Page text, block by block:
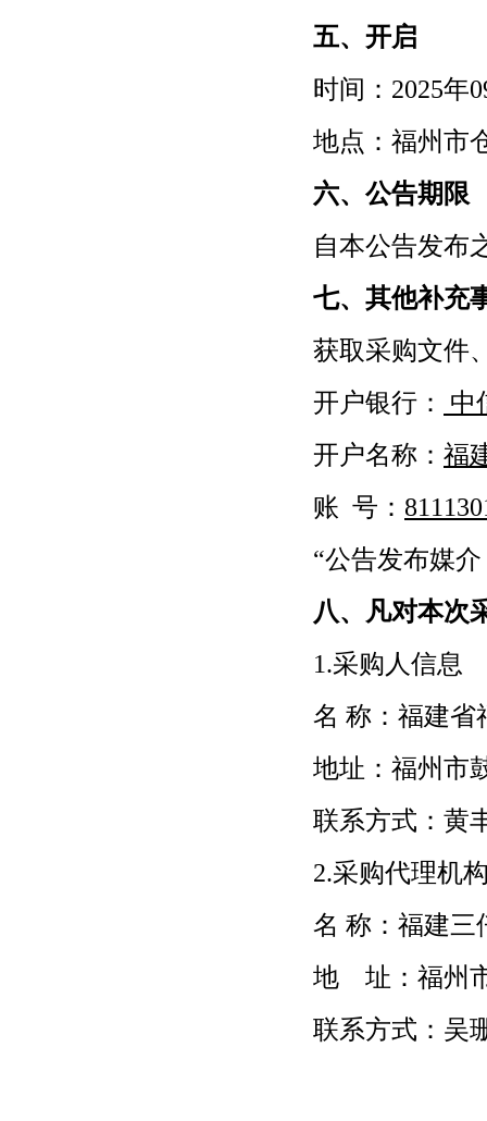
五、开启
时间： 2025年
地点：福州市
六、公告期限
自本公告发布
七、其他补充
获取采购文件
开户银行：
中
开户名称： 福
账 号：
“公告发布媒
八、凡对本次
1.采购人信息
名 称：福建省
地址：福州市
联系方式：黄
2.采购代理机
名 称：福建三
地 址：福州
联系方式：吴